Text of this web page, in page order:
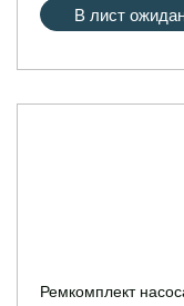
В лист
Ремкомплект